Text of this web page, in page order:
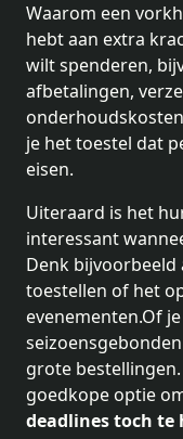
Waarom een
hebt aan extra
wilt spenderen,
afbetalingen,
je het toestel dat
eisen.
Uiteraard is het
interessant
Denk bijvoorbeeld
toestellen of het
evenementen.Of
grote
goedkope optie
deadlines toch te